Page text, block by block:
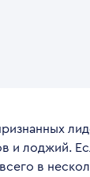
и лоджий.
в